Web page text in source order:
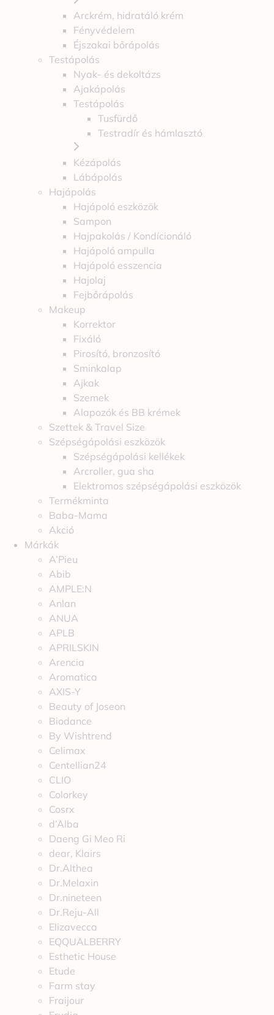
Arckrém, hidratáló krém
Fényvédelem
Éjszakai bőrápolás
Testápolás
Nyak- és dekoltázs
Ajakápolás
Testápolás
Tusfürdő
Testradír és hámlasztó
Kézápolás
Lábápolás
Hajápolás
Hajápoló eszközök
Sampon
Hajpakolás / Kondícionáló
Hajápoló ampulla
Hajápoló esszencia
Hajolaj
Fejbőrápolás
Makeup
Korrektor
Fixáló
Pirosító, bronzosító
Sminkalap
Ajkak
Szemek
Alapozók és BB krémek
Szettek & Travel Size
Szépségápolási eszközök
Szépségápolási kellékek
Arcroller, gua sha
Elektromos szépségápolási eszközök
Termékminta
Baba-Mama
Akció
Márkák
A’Pieu
Abib
AMPLE:N
Anlan
ANUA
APLB
APRILSKIN
Arencia
Aromatica
AXIS-Y
Beauty of Joseon
Biodance
By Wishtrend
Celimax
Centellian24
CLIO
Colorkey
Cosrx
d’Alba
Daeng Gi Meo Ri
dear, Klairs
Dr.Althea
Dr.Melaxin
Dr.nineteen
Dr.Reju-All
Elizavecca
EQQUALBERRY
Esthetic House
Etude
Farm stay
Fraijour